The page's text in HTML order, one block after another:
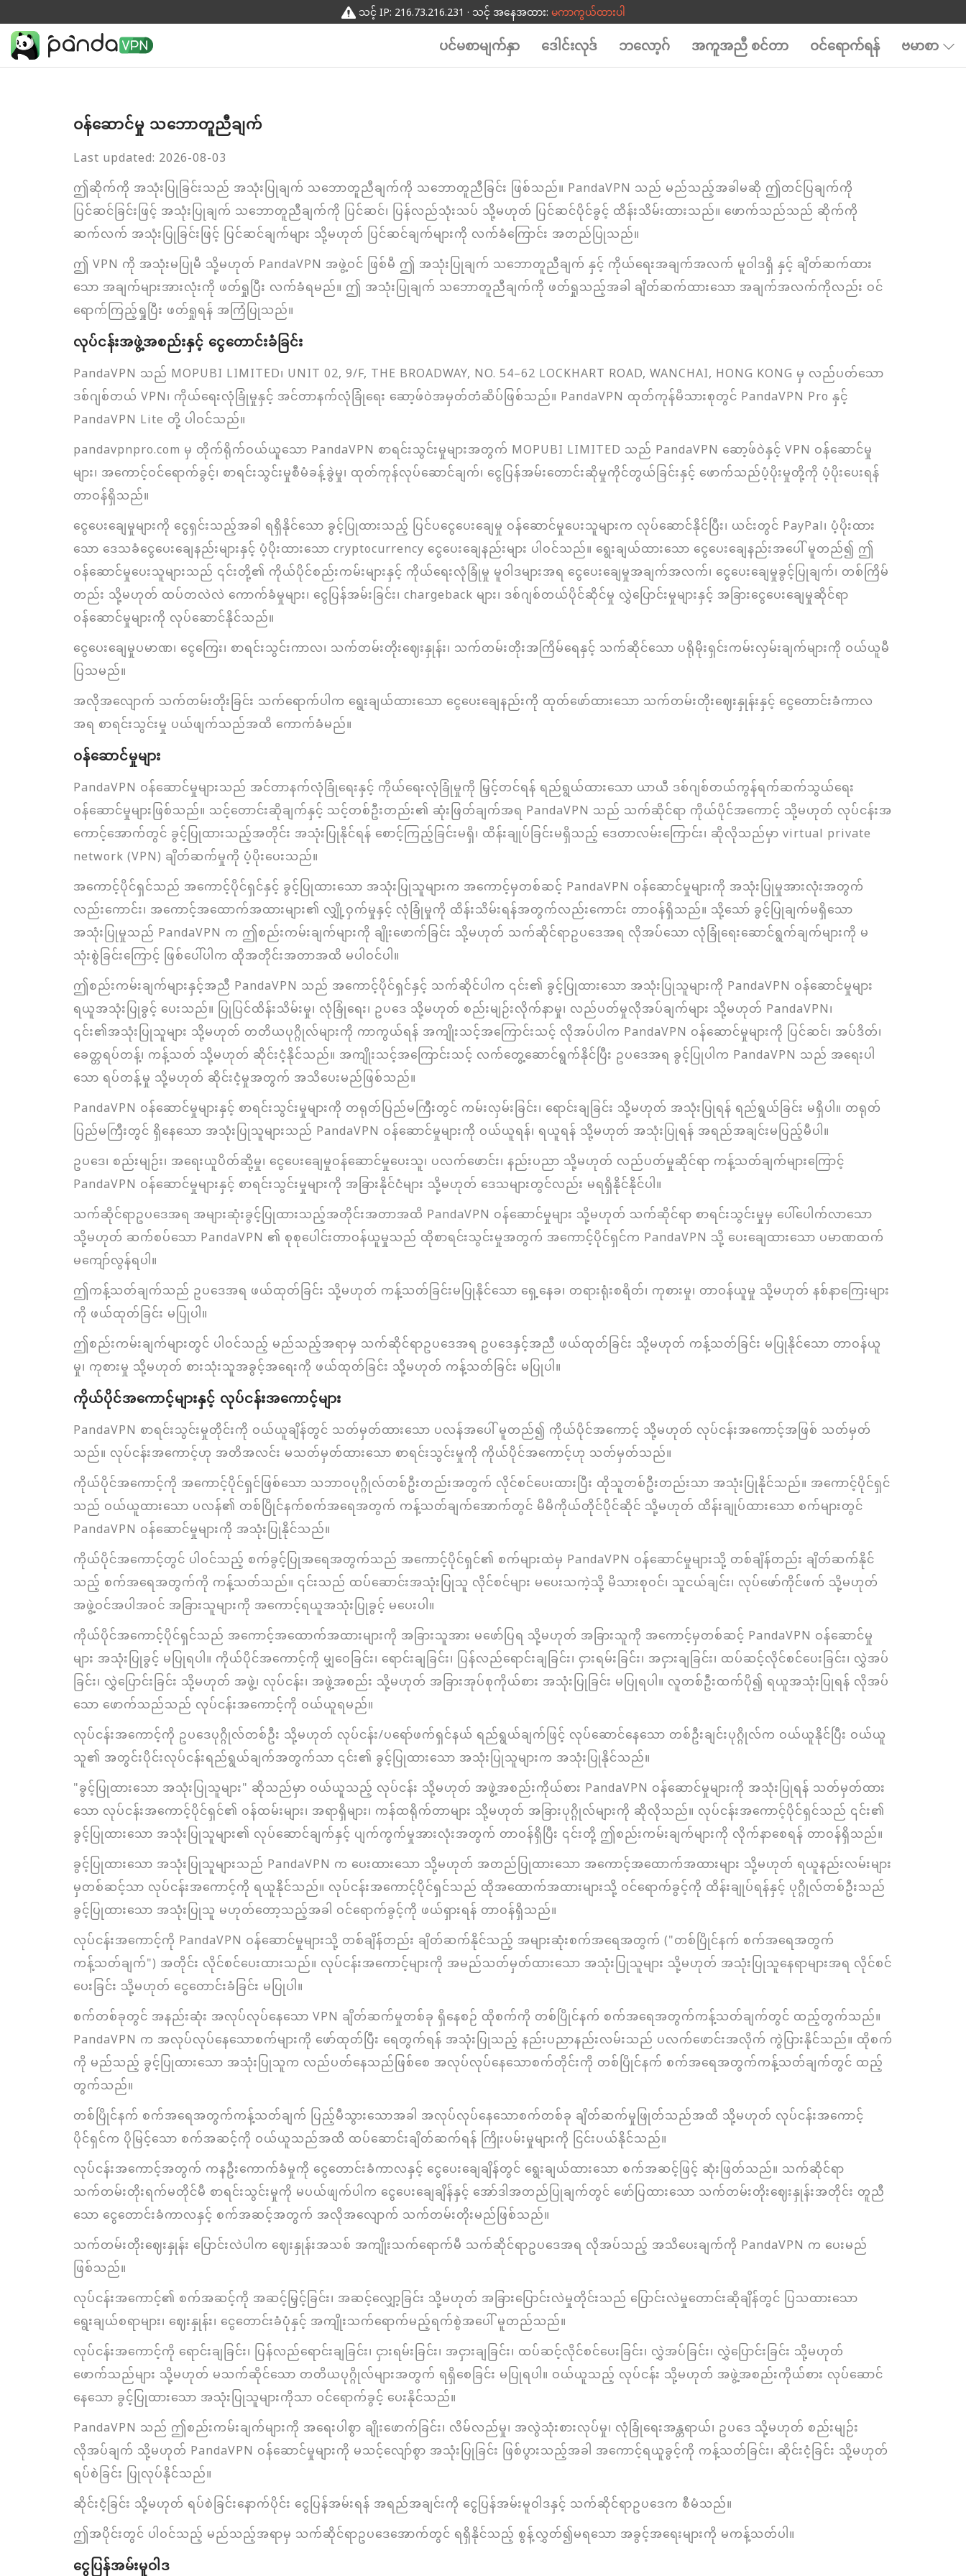
သင့် IP: 216.73.216.231 · သင့် အနေအထား: မကာကွယ်ထားပါ
ပင်မစာမျက်နှာ ဒေါင်းလုဒ် ဘလော့ဂ် အကူအညီ စင်တာ ဝင်ရောက်ရန် ဗမာစာ
ဝန်ဆောင်မှု သဘောတူညီချက်
Last updated: 2026-08-03
ဤဆိုက်ကို အသုံးပြုခြင်းသည် အသုံးပြုချက် သဘောတူညီချက်ကို သဘောတူညီခြင်း ဖြစ်သည်။ PandaVPN သည် မည်သည့်အခါမဆို ဤတင်ပြချက်ကို
ပြင်ဆင်ခြင်းဖြင့် အသုံးပြုချက် သဘောတူညီချက်ကို ပြင်ဆင်၊ ပြန်လည်သုံးသပ် သို့မဟုတ် ပြင်ဆင်ပိုင်ခွင့် ထိန်းသိမ်းထားသည်။ ဖောက်သည်သည် ဆိုက်ကို
ဆက်လက် အသုံးပြုခြင်းဖြင့် ပြင်ဆင်ချက်များ သို့မဟုတ် ပြင်ဆင်ချက်များကို လက်ခံကြောင်း အတည်ပြုသည်။
ဤ VPN ကို အသုံးမပြုမီ သို့မဟုတ် PandaVPN အဖွဲ့ဝင် ဖြစ်မီ ဤ အသုံးပြုချက် သဘောတူညီချက် နှင့် ကိုယ်ရေးအချက်အလက် မူဝါဒရှိ နှင့် ချိတ်ဆက်ထား
သော အချက်များအားလုံးကို ဖတ်ရှုပြီး လက်ခံရမည်။ ဤ အသုံးပြုချက် သဘောတူညီချက်ကို ဖတ်ရှုသည့်အခါ ချိတ်ဆက်ထားသော အချက်အလက်ကိုလည်း ဝင်
ရောက်ကြည့်ရှုပြီး ဖတ်ရှုရန် အကြံပြုသည်။
လုပ်ငန်းအဖွဲ့အစည်းနှင့် ငွေတောင်းခံခြင်း
PandaVPN သည် MOPUBI LIMITED၊ UNIT 02, 9/F, THE BROADWAY, NO. 54–62 LOCKHART ROAD, WANCHAI, HONG KONG မှ လည်ပတ်သော
ဒစ်ဂျစ်တယ် VPN၊ ကိုယ်ရေးလုံခြုံမှုနှင့် အင်တာနက်လုံခြုံရေး ဆော့ဖ်ဝဲအမှတ်တံဆိပ်ဖြစ်သည်။ PandaVPN ထုတ်ကုန်မိသားစုတွင် PandaVPN Pro နှင့်
PandaVPN Lite တို့ ပါဝင်သည်။
pandavpnpro.com မှ တိုက်ရိုက်ဝယ်ယူသော PandaVPN စာရင်းသွင်းမှုများအတွက် MOPUBI LIMITED သည် PandaVPN ဆော့ဖ်ဝဲနှင့် VPN ဝန်ဆောင်မှု
များ၊ အကောင့်ဝင်ရောက်ခွင့်၊ စာရင်းသွင်းမှုစီမံခန့်ခွဲမှု၊ ထုတ်ကုန်လုပ်ဆောင်ချက်၊ ငွေပြန်အမ်းတောင်းဆိုမှုကိုင်တွယ်ခြင်းနှင့် ဖောက်သည်ပံ့ပိုးမှုတို့ကို ပံ့ပိုးပေးရန်
တာဝန်ရှိသည်။
ငွေပေးချေမှုများကို ငွေရှင်းသည့်အခါ ရရှိနိုင်သော ခွင့်ပြုထားသည့် ပြင်ပငွေပေးချေမှု ဝန်ဆောင်မှုပေးသူများက လုပ်ဆောင်နိုင်ပြီး၊ ယင်းတွင် PayPal၊ ပံ့ပိုးထား
သော ဒေသခံငွေပေးချေနည်းများနှင့် ပံ့ပိုးထားသော cryptocurrency ငွေပေးချေနည်းများ ပါဝင်သည်။ ရွေးချယ်ထားသော ငွေပေးချေနည်းအပေါ် မူတည်၍ ဤ
ဝန်ဆောင်မှုပေးသူများသည် ၎င်းတို့၏ ကိုယ်ပိုင်စည်းကမ်းများနှင့် ကိုယ်ရေးလုံခြုံမှု မူဝါဒများအရ ငွေပေးချေမှုအချက်အလက်၊ ငွေပေးချေမှုခွင့်ပြုချက်၊ တစ်ကြိမ်
တည်း သို့မဟုတ် ထပ်တလဲလဲ ကောက်ခံမှုများ၊ ငွေပြန်အမ်းခြင်း၊ chargeback များ၊ ဒစ်ဂျစ်တယ်ပိုင်ဆိုင်မှု လွှဲပြောင်းမှုများနှင့် အခြားငွေပေးချေမှုဆိုင်ရာ
ဝန်ဆောင်မှုများကို လုပ်ဆောင်နိုင်သည်။
ငွေပေးချေမှုပမာဏ၊ ငွေကြေး၊ စာရင်းသွင်းကာလ၊ သက်တမ်းတိုးဈေးနှုန်း၊ သက်တမ်းတိုးအကြိမ်ရေနှင့် သက်ဆိုင်သော ပရိုမိုးရှင်းကမ်းလှမ်းချက်များကို ဝယ်ယူမီ
ပြသမည်။
အလိုအလျောက် သက်တမ်းတိုးခြင်း သက်ရောက်ပါက ရွေးချယ်ထားသော ငွေပေးချေနည်းကို ထုတ်ဖော်ထားသော သက်တမ်းတိုးဈေးနှုန်းနှင့် ငွေတောင်းခံကာလ
အရ စာရင်းသွင်းမှု ပယ်ဖျက်သည်အထိ ကောက်ခံမည်။
ဝန်ဆောင်မှုများ
PandaVPN ဝန်ဆောင်မှုများသည် အင်တာနက်လုံခြုံရေးနှင့် ကိုယ်ရေးလုံခြုံမှုကို မြှင့်တင်ရန် ရည်ရွယ်ထားသော ယာယီ ဒစ်ဂျစ်တယ်ကွန်ရက်ဆက်သွယ်ရေး
ဝန်ဆောင်မှုများဖြစ်သည်။ သင့်တောင်းဆိုချက်နှင့် သင့်တစ်ဦးတည်း၏ ဆုံးဖြတ်ချက်အရ PandaVPN သည် သက်ဆိုင်ရာ ကိုယ်ပိုင်အကောင့် သို့မဟုတ် လုပ်ငန်းအ
ကောင့်အောက်တွင် ခွင့်ပြုထားသည့်အတိုင်း အသုံးပြုနိုင်ရန် စောင့်ကြည့်ခြင်းမရှိ၊ ထိန်းချုပ်ခြင်းမရှိသည့် ဒေတာလမ်းကြောင်း၊ ဆိုလိုသည်မှာ virtual private
network (VPN) ချိတ်ဆက်မှုကို ပံ့ပိုးပေးသည်။
အကောင့်ပိုင်ရှင်သည် အကောင့်ပိုင်ရှင်နှင့် ခွင့်ပြုထားသော အသုံးပြုသူများက အကောင့်မှတစ်ဆင့် PandaVPN ဝန်ဆောင်မှုများကို အသုံးပြုမှုအားလုံးအတွက်
လည်းကောင်း၊ အကောင့်အထောက်အထားများ၏ လျှို့ဝှက်မှုနှင့် လုံခြုံမှုကို ထိန်းသိမ်းရန်အတွက်လည်းကောင်း တာဝန်ရှိသည်။ သို့သော် ခွင့်ပြုချက်မရှိသော
အသုံးပြုမှုသည် PandaVPN က ဤစည်းကမ်းချက်များကို ချိုးဖောက်ခြင်း သို့မဟုတ် သက်ဆိုင်ရာဥပဒေအရ လိုအပ်သော လုံခြုံရေးဆောင်ရွက်ချက်များကို မ
သုံးစွဲခြင်းကြောင့် ဖြစ်ပေါ်ပါက ထိုအတိုင်းအတာအထိ မပါဝင်ပါ။
ဤစည်းကမ်းချက်များနှင့်အညီ PandaVPN သည် အကောင့်ပိုင်ရှင်နှင့် သက်ဆိုင်ပါက ၎င်း၏ ခွင့်ပြုထားသော အသုံးပြုသူများကို PandaVPN ဝန်ဆောင်မှုများ
ရယူအသုံးပြုခွင့် ပေးသည်။ ပြုပြင်ထိန်းသိမ်းမှု၊ လုံခြုံရေး၊ ဥပဒေ သို့မဟုတ် စည်းမျဉ်းလိုက်နာမှု၊ လည်ပတ်မှုလိုအပ်ချက်များ သို့မဟုတ် PandaVPN၊
၎င်း၏အသုံးပြုသူများ သို့မဟုတ် တတိယပုဂ္ဂိုလ်များကို ကာကွယ်ရန် အကျိုးသင့်အကြောင်းသင့် လိုအပ်ပါက PandaVPN ဝန်ဆောင်မှုများကို ပြင်ဆင်၊ အပ်ဒိတ်၊
ခေတ္တရပ်တန့်၊ ကန့်သတ် သို့မဟုတ် ဆိုင်းငံ့နိုင်သည်။ အကျိုးသင့်အကြောင်းသင့် လက်တွေ့ဆောင်ရွက်နိုင်ပြီး ဥပဒေအရ ခွင့်ပြုပါက PandaVPN သည် အရေးပါ
သော ရပ်တန့်မှု သို့မဟုတ် ဆိုင်းငံ့မှုအတွက် အသိပေးမည်ဖြစ်သည်။
PandaVPN ဝန်ဆောင်မှုများနှင့် စာရင်းသွင်းမှုများကို တရုတ်ပြည်မကြီးတွင် ကမ်းလှမ်းခြင်း၊ ရောင်းချခြင်း သို့မဟုတ် အသုံးပြုရန် ရည်ရွယ်ခြင်း မရှိပါ။ တရုတ်
ပြည်မကြီးတွင် ရှိနေသော အသုံးပြုသူများသည် PandaVPN ဝန်ဆောင်မှုများကို ဝယ်ယူရန်၊ ရယူရန် သို့မဟုတ် အသုံးပြုရန် အရည်အချင်းမပြည့်မီပါ။
ဥပဒေ၊ စည်းမျဉ်း၊ အရေးယူပိတ်ဆို့မှု၊ ငွေပေးချေမှုဝန်ဆောင်မှုပေးသူ၊ ပလက်ဖောင်း၊ နည်းပညာ သို့မဟုတ် လည်ပတ်မှုဆိုင်ရာ ကန့်သတ်ချက်များကြောင့်
PandaVPN ဝန်ဆောင်မှုများနှင့် စာရင်းသွင်းမှုများကို အခြားနိုင်ငံများ သို့မဟုတ် ဒေသများတွင်လည်း မရရှိနိုင်နိုင်ပါ။
သက်ဆိုင်ရာဥပဒေအရ အများဆုံးခွင့်ပြုထားသည့်အတိုင်းအတာအထိ PandaVPN ဝန်ဆောင်မှုများ သို့မဟုတ် သက်ဆိုင်ရာ စာရင်းသွင်းမှုမှ ပေါ်ပေါက်လာသော
သို့မဟုတ် ဆက်စပ်သော PandaVPN ၏ စုစုပေါင်းတာဝန်ယူမှုသည် ထိုစာရင်းသွင်းမှုအတွက် အကောင့်ပိုင်ရှင်က PandaVPN သို့ ပေးချေထားသော ပမာဏထက်
မကျော်လွန်ရပါ။
ဤကန့်သတ်ချက်သည် ဥပဒေအရ ဖယ်ထုတ်ခြင်း သို့မဟုတ် ကန့်သတ်ခြင်းမပြုနိုင်သော ရှေ့နေခ၊ တရားရုံးစရိတ်၊ ကုစားမှု၊ တာဝန်ယူမှု သို့မဟုတ် နစ်နာကြေးများ
ကို ဖယ်ထုတ်ခြင်း မပြုပါ။
ဤစည်းကမ်းချက်များတွင် ပါဝင်သည့် မည်သည့်အရာမှ သက်ဆိုင်ရာဥပဒေအရ ဥပဒေနှင့်အညီ ဖယ်ထုတ်ခြင်း သို့မဟုတ် ကန့်သတ်ခြင်း မပြုနိုင်သော တာဝန်ယူ
မှု၊ ကုစားမှု သို့မဟုတ် စားသုံးသူအခွင့်အရေးကို ဖယ်ထုတ်ခြင်း သို့မဟုတ် ကန့်သတ်ခြင်း မပြုပါ။
ကိုယ်ပိုင်အကောင့်များနှင့် လုပ်ငန်းအကောင့်များ
PandaVPN စာရင်းသွင်းမှုတိုင်းကို ဝယ်ယူချိန်တွင် သတ်မှတ်ထားသော ပလန်အပေါ် မူတည်၍ ကိုယ်ပိုင်အကောင့် သို့မဟုတ် လုပ်ငန်းအကောင့်အဖြစ် သတ်မှတ်
သည်။ လုပ်ငန်းအကောင့်ဟု အတိအလင်း မသတ်မှတ်ထားသော စာရင်းသွင်းမှုကို ကိုယ်ပိုင်အကောင့်ဟု သတ်မှတ်သည်။
ကိုယ်ပိုင်အကောင့်ကို အကောင့်ပိုင်ရှင်ဖြစ်သော သဘာဝပုဂ္ဂိုလ်တစ်ဦးတည်းအတွက် လိုင်စင်ပေးထားပြီး ထိုသူတစ်ဦးတည်းသာ အသုံးပြုနိုင်သည်။ အကောင့်ပိုင်ရှင်
သည် ဝယ်ယူထားသော ပလန်၏ တစ်ပြိုင်နက်စက်အရေအတွက် ကန့်သတ်ချက်အောက်တွင် မိမိကိုယ်တိုင်ပိုင်ဆိုင် သို့မဟုတ် ထိန်းချုပ်ထားသော စက်များတွင်
PandaVPN ဝန်ဆောင်မှုများကို အသုံးပြုနိုင်သည်။
ကိုယ်ပိုင်အကောင့်တွင် ပါဝင်သည့် စက်ခွင့်ပြုအရေအတွက်သည် အကောင့်ပိုင်ရှင်၏ စက်များထဲမှ PandaVPN ဝန်ဆောင်မှုများသို့ တစ်ချိန်တည်း ချိတ်ဆက်နိုင်
သည့် စက်အရေအတွက်ကို ကန့်သတ်သည်။ ၎င်းသည် ထပ်ဆောင်းအသုံးပြုသူ လိုင်စင်များ မပေးသကဲ့သို့ မိသားစုဝင်၊ သူငယ်ချင်း၊ လုပ်ဖော်ကိုင်ဖက် သို့မဟုတ်
အဖွဲ့ဝင်အပါအဝင် အခြားသူများကို အကောင့်ရယူအသုံးပြုခွင့် မပေးပါ။
ကိုယ်ပိုင်အကောင့်ပိုင်ရှင်သည် အကောင့်အထောက်အထားများကို အခြားသူအား မဖော်ပြရ သို့မဟုတ် အခြားသူကို အကောင့်မှတစ်ဆင့် PandaVPN ဝန်ဆောင်မှု
များ အသုံးပြုခွင့် မပြုရပါ။ ကိုယ်ပိုင်အကောင့်ကို မျှဝေခြင်း၊ ရောင်းချခြင်း၊ ပြန်လည်ရောင်းချခြင်း၊ ငှားရမ်းခြင်း၊ အငှားချခြင်း၊ ထပ်ဆင့်လိုင်စင်ပေးခြင်း၊ လွှဲအပ်
ခြင်း၊ လွှဲပြောင်းခြင်း သို့မဟုတ် အဖွဲ့၊ လုပ်ငန်း၊ အဖွဲ့အစည်း သို့မဟုတ် အခြားအုပ်စုကိုယ်စား အသုံးပြုခြင်း မပြုရပါ။ လူတစ်ဦးထက်ပို၍ ရယူအသုံးပြုရန် လိုအပ်
သော ဖောက်သည်သည် လုပ်ငန်းအကောင့်ကို ဝယ်ယူရမည်။
လုပ်ငန်းအကောင့်ကို ဥပဒေပုဂ္ဂိုလ်တစ်ဦး သို့မဟုတ် လုပ်ငန်း/ပရော်ဖက်ရှင်နယ် ရည်ရွယ်ချက်ဖြင့် လုပ်ဆောင်နေသော တစ်ဦးချင်းပုဂ္ဂိုလ်က ဝယ်ယူနိုင်ပြီး ဝယ်ယူ
သူ၏ အတွင်းပိုင်းလုပ်ငန်းရည်ရွယ်ချက်အတွက်သာ ၎င်း၏ ခွင့်ပြုထားသော အသုံးပြုသူများက အသုံးပြုနိုင်သည်။
"ခွင့်ပြုထားသော အသုံးပြုသူများ" ဆိုသည်မှာ ဝယ်ယူသည့် လုပ်ငန်း သို့မဟုတ် အဖွဲ့အစည်းကိုယ်စား PandaVPN ဝန်ဆောင်မှုများကို အသုံးပြုရန် သတ်မှတ်ထား
သော လုပ်ငန်းအကောင့်ပိုင်ရှင်၏ ဝန်ထမ်းများ၊ အရာရှိများ၊ ကန်ထရိုက်တာများ သို့မဟုတ် အခြားပုဂ္ဂိုလ်များကို ဆိုလိုသည်။ လုပ်ငန်းအကောင့်ပိုင်ရှင်သည် ၎င်း၏
ခွင့်ပြုထားသော အသုံးပြုသူများ၏ လုပ်ဆောင်ချက်နှင့် ပျက်ကွက်မှုအားလုံးအတွက် တာဝန်ရှိပြီး ၎င်းတို့ ဤစည်းကမ်းချက်များကို လိုက်နာစေရန် တာဝန်ရှိသည်။
ခွင့်ပြုထားသော အသုံးပြုသူများသည် PandaVPN က ပေးထားသော သို့မဟုတ် အတည်ပြုထားသော အကောင့်အထောက်အထားများ သို့မဟုတ် ရယူနည်းလမ်းများ
မှတစ်ဆင့်သာ လုပ်ငန်းအကောင့်ကို ရယူနိုင်သည်။ လုပ်ငန်းအကောင့်ပိုင်ရှင်သည် ထိုအထောက်အထားများသို့ ဝင်ရောက်ခွင့်ကို ထိန်းချုပ်ရန်နှင့် ပုဂ္ဂိုလ်တစ်ဦးသည်
ခွင့်ပြုထားသော အသုံးပြုသူ မဟုတ်တော့သည့်အခါ ဝင်ရောက်ခွင့်ကို ဖယ်ရှားရန် တာဝန်ရှိသည်။
လုပ်ငန်းအကောင့်ကို PandaVPN ဝန်ဆောင်မှုများသို့ တစ်ချိန်တည်း ချိတ်ဆက်နိုင်သည့် အများဆုံးစက်အရေအတွက် ("တစ်ပြိုင်နက် စက်အရေအတွက်
ကန့်သတ်ချက်") အတိုင်း လိုင်စင်ပေးထားသည်။ လုပ်ငန်းအကောင့်များကို အမည်သတ်မှတ်ထားသော အသုံးပြုသူများ သို့မဟုတ် အသုံးပြုသူနေရာများအရ လိုင်စင်
ပေးခြင်း သို့မဟုတ် ငွေတောင်းခံခြင်း မပြုပါ။
စက်တစ်ခုတွင် အနည်းဆုံး အလုပ်လုပ်နေသော VPN ချိတ်ဆက်မှုတစ်ခု ရှိနေစဉ် ထိုစက်ကို တစ်ပြိုင်နက် စက်အရေအတွက်ကန့်သတ်ချက်တွင် ထည့်တွက်သည်။
PandaVPN က အလုပ်လုပ်နေသောစက်များကို ဖော်ထုတ်ပြီး ရေတွက်ရန် အသုံးပြုသည့် နည်းပညာနည်းလမ်းသည် ပလက်ဖောင်းအလိုက် ကွဲပြားနိုင်သည်။ ထိုစက်
ကို မည်သည့် ခွင့်ပြုထားသော အသုံးပြုသူက လည်ပတ်နေသည်ဖြစ်စေ အလုပ်လုပ်နေသောစက်တိုင်းကို တစ်ပြိုင်နက် စက်အရေအတွက်ကန့်သတ်ချက်တွင် ထည့်
တွက်သည်။
တစ်ပြိုင်နက် စက်အရေအတွက်ကန့်သတ်ချက် ပြည့်မီသွားသောအခါ အလုပ်လုပ်နေသောစက်တစ်ခု ချိတ်ဆက်မှုဖြုတ်သည်အထိ သို့မဟုတ် လုပ်ငန်းအကောင့်
ပိုင်ရှင်က ပိုမြင့်သော စက်အဆင့်ကို ဝယ်ယူသည်အထိ ထပ်ဆောင်းချိတ်ဆက်ရန် ကြိုးပမ်းမှုများကို ငြင်းပယ်နိုင်သည်။
လုပ်ငန်းအကောင့်အတွက် ကနဦးကောက်ခံမှုကို ငွေတောင်းခံကာလနှင့် ငွေပေးချေချိန်တွင် ရွေးချယ်ထားသော စက်အဆင့်ဖြင့် ဆုံးဖြတ်သည်။ သက်ဆိုင်ရာ
သက်တမ်းတိုးရက်မတိုင်မီ စာရင်းသွင်းမှုကို မပယ်ဖျက်ပါက ငွေပေးချေချိန်နှင့် အော်ဒါအတည်ပြုချက်တွင် ဖော်ပြထားသော သက်တမ်းတိုးဈေးနှုန်းအတိုင်း တူညီ
သော ငွေတောင်းခံကာလနှင့် စက်အဆင့်အတွက် အလိုအလျောက် သက်တမ်းတိုးမည်ဖြစ်သည်။
သက်တမ်းတိုးဈေးနှုန်း ပြောင်းလဲပါက ဈေးနှုန်းအသစ် အကျိုးသက်ရောက်မီ သက်ဆိုင်ရာဥပဒေအရ လိုအပ်သည့် အသိပေးချက်ကို PandaVPN က ပေးမည်
ဖြစ်သည်။
လုပ်ငန်းအကောင့်၏ စက်အဆင့်ကို အဆင့်မြှင့်ခြင်း၊ အဆင့်လျှော့ခြင်း သို့မဟုတ် အခြားပြောင်းလဲမှုတိုင်းသည် ပြောင်းလဲမှုတောင်းဆိုချိန်တွင် ပြသထားသော
ရွေးချယ်စရာများ၊ ဈေးနှုန်း၊ ငွေတောင်းခံပုံနှင့် အကျိုးသက်ရောက်မည့်ရက်စွဲအပေါ် မူတည်သည်။
လုပ်ငန်းအကောင့်ကို ရောင်းချခြင်း၊ ပြန်လည်ရောင်းချခြင်း၊ ငှားရမ်းခြင်း၊ အငှားချခြင်း၊ ထပ်ဆင့်လိုင်စင်ပေးခြင်း၊ လွှဲအပ်ခြင်း၊ လွှဲပြောင်းခြင်း သို့မဟုတ်
ဖောက်သည်များ သို့မဟုတ် မသက်ဆိုင်သော တတိယပုဂ္ဂိုလ်များအတွက် ရရှိစေခြင်း မပြုရပါ။ ဝယ်ယူသည့် လုပ်ငန်း သို့မဟုတ် အဖွဲ့အစည်းကိုယ်စား လုပ်ဆောင်
နေသော ခွင့်ပြုထားသော အသုံးပြုသူများကိုသာ ဝင်ရောက်ခွင့် ပေးနိုင်သည်။
PandaVPN သည် ဤစည်းကမ်းချက်များကို အရေးပါစွာ ချိုးဖောက်ခြင်း၊ လိမ်လည်မှု၊ အလွဲသုံးစားလုပ်မှု၊ လုံခြုံရေးအန္တရာယ်၊ ဥပဒေ သို့မဟုတ် စည်းမျဉ်း
လိုအပ်ချက် သို့မဟုတ် PandaVPN ဝန်ဆောင်မှုများကို မသင့်လျော်စွာ အသုံးပြုခြင်း ဖြစ်ပွားသည့်အခါ အကောင့်ရယူခွင့်ကို ကန့်သတ်ခြင်း၊ ဆိုင်းငံ့ခြင်း သို့မဟုတ်
ရပ်စဲခြင်း ပြုလုပ်နိုင်သည်။
ဆိုင်းငံ့ခြင်း သို့မဟုတ် ရပ်စဲခြင်းနောက်ပိုင်း ငွေပြန်အမ်းရန် အရည်အချင်းကို ငွေပြန်အမ်းမူဝါဒနှင့် သက်ဆိုင်ရာဥပဒေက စီမံသည်။
ဤအပိုင်းတွင် ပါဝင်သည့် မည်သည့်အရာမှ သက်ဆိုင်ရာဥပဒေအောက်တွင် ရရှိနိုင်သည့် စွန့်လွှတ်၍မရသော အခွင့်အရေးများကို မကန့်သတ်ပါ။
ငွေပြန်အမ်းမူဝါဒ